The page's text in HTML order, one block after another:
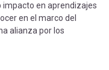
impacto en aprendizajes
en el marco del
alianza por los